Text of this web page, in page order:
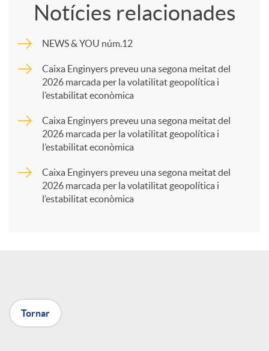
m
p
a
Notícies relacionades
NEWS & YOU núm.12
Caixa Enginyers preveu una segona meitat del
2026 marcada per la volatilitat geopolítica i
l’estabilitat econòmica
Caixa Enginyers preveu una segona meitat del
2026 marcada per la volatilitat geopolítica i
l’estabilitat econòmica
Caixa Enginyers preveu una segona meitat del
2026 marcada per la volatilitat geopolítica i
l’estabilitat econòmica
Tornar